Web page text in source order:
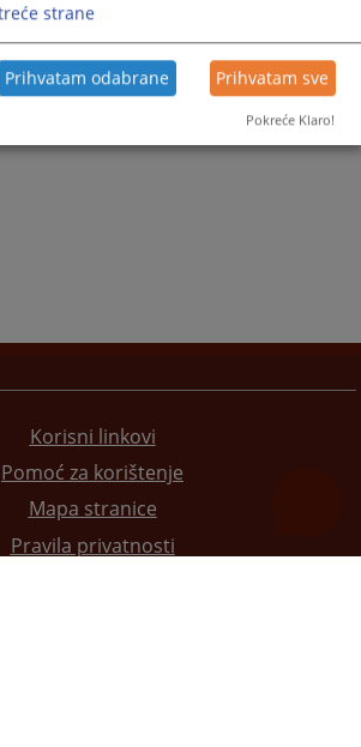
Korisni linkovi
Pomoć za korištenje
Mapa stranice
Pravila privatnosti
strane
Prihvatam odabrane Prihvatam sve
Pokreće Klaro!